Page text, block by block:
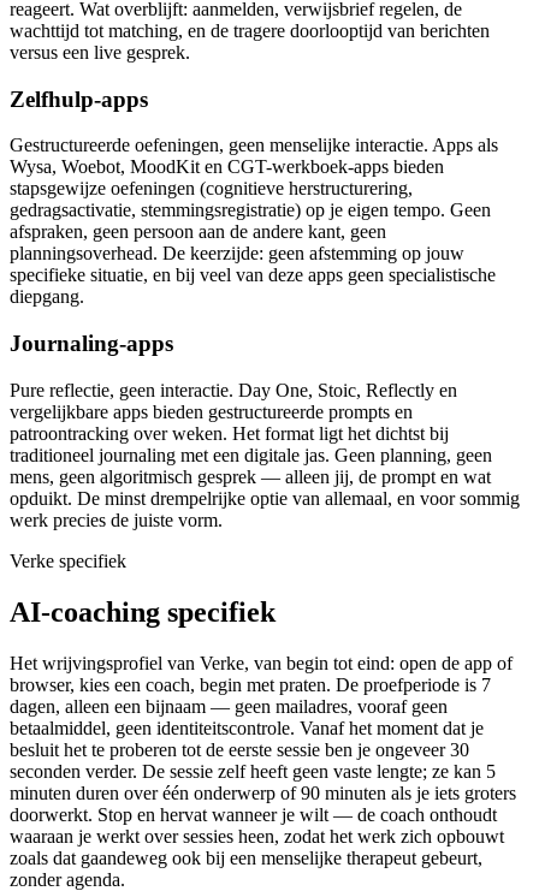
reageert. Wat overblijft: aanmelden, verwijsbrief regelen, de
wachttijd tot matching, en de tragere doorlooptijd van berichten
versus een live gesprek.
Zelfhulp-apps
Gestructureerde oefeningen, geen menselijke interactie. Apps als
Wysa, Woebot, MoodKit en CGT-werkboek-apps bieden
stapsgewijze oefeningen (cognitieve herstructurering,
gedragsactivatie, stemmingsregistratie) op je eigen tempo. Geen
afspraken, geen persoon aan de andere kant, geen
planningsoverhead. De keerzijde: geen afstemming op jouw
specifieke situatie, en bij veel van deze apps geen specialistische
diepgang.
Journaling-apps
Pure reflectie, geen interactie. Day One, Stoic, Reflectly en
vergelijkbare apps bieden gestructureerde prompts en
patroontracking over weken. Het format ligt het dichtst bij
traditioneel journaling met een digitale jas. Geen planning, geen
mens, geen algoritmisch gesprek — alleen jij, de prompt en wat
opduikt. De minst drempelrijke optie van allemaal, en voor sommig
werk precies de juiste vorm.
Verke specifiek
AI-coaching specifiek
Het wrijvingsprofiel van Verke, van begin tot eind: open de app of
browser, kies een coach, begin met praten. De proefperiode is 7
dagen, alleen een bijnaam — geen mailadres, vooraf geen
betaalmiddel, geen identiteitscontrole. Vanaf het moment dat je
besluit het te proberen tot de eerste sessie ben je ongeveer 30
seconden verder. De sessie zelf heeft geen vaste lengte; ze kan 5
minuten duren over één onderwerp of 90 minuten als je iets groters
doorwerkt. Stop en hervat wanneer je wilt — de coach onthoudt
waaraan je werkt over sessies heen, zodat het werk zich opbouwt
zoals dat gaandeweg ook bij een menselijke therapeut gebeurt,
zonder agenda.